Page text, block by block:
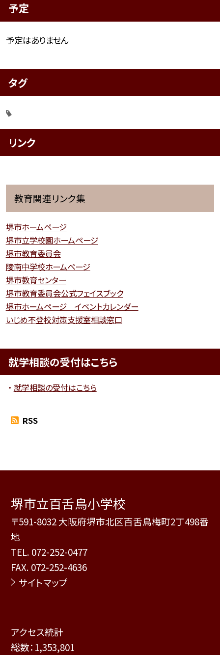
予定
予定はありません
タグ
リンク
教育関連リンク集
堺市ホームページ
堺市立学校園ホームページ
堺市教育委員会
陵南中学校ホームページ
堺市教育センター
堺市教育委員会公式フェイスブック
堺市ホームページ イベントカレンダー
いじめ不登校対策支援室相談窓口
就学相談の受付はこちら
就学相談の受付はこちら
RSS
堺市立百舌鳥小学校
〒591-8032 大阪府堺市北区百舌鳥梅町2丁498番
地
TEL. 072-252-0477
FAX. 072-252-4636
サイトマップ
アクセス統計
総数： 1,353,801